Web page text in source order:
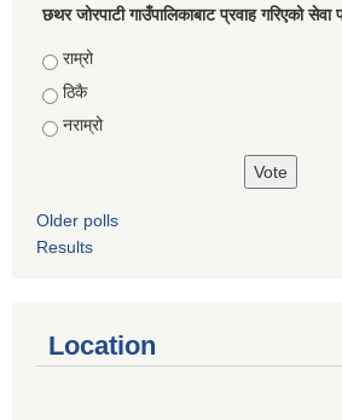
छथर जोरपाटी गाउँपालिकाबाट प्रवाह गरिएको
Choices
राम्रो
ठिकै
नराम्रो
Older polls
Results
Location